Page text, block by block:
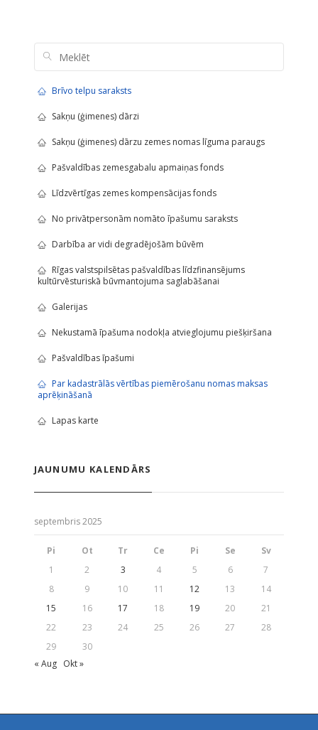
Brīvo telpu saraksts
Sakņu (ģimenes) dārzi
Sakņu (ģimenes) dārzu zemes nomas līguma paraugs
Pašvaldības zemesgabalu apmaiņas fonds
Līdzvērtīgas zemes kompensācijas fonds
No privātpersonām nomāto īpašumu saraksts
Darbība ar vidi degradējošām būvēm
Rīgas valstspilsētas pašvaldības līdzfinansējums
kultūrvēsturiskā būvmantojuma saglabāšanai
Galerijas
Nekustamā īpašuma nodokļa atvieglojumu piešķiršana
Pašvaldības īpašumi
Par kadastrālās vērtības piemērošanu nomas maksas
aprēķināšanā
Lapas karte
JAUNUMU KALENDĀRS
septembris 2025
Pi Ot Tr Ce Pi Se
Sv
1
2 3 4 5 6
7
8
9 10 11 12 13
14
15
16 17 18 19 20
21
22
23 24 25 26 27
28
29
30
« Aug
Okt »